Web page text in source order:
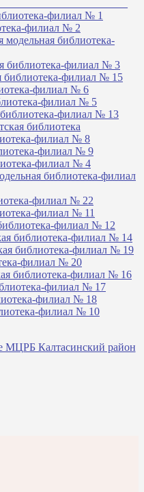
филиал № 1
филиал № 2
модельная библиотека-
библиотека-филиал № 3
библиотека-филиал № 15
филиал № 6
филиал № 5
филиал № 13
библиотека
филиал № 8
филиал № 9
филиал № 4
библиотека-филиал
филиал № 22
филиал № 11
филиал № 12
библиотека-филиал № 14
библиотека-филиал № 19
филиал № 20
библиотека-филиал № 16
филиал № 17
филиал № 18
филиал № 10